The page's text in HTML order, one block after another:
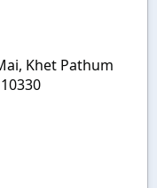
Khet Pathum